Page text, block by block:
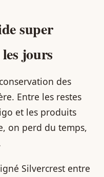
super
jours
des
Entre les restes
et les produits
on perd du temps,
Silvercrest entre